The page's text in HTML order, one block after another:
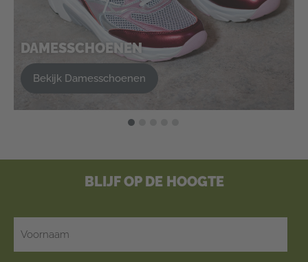
DAMESSCHOENEN
Bekijk Damesschoenen
BLIJF OP DE HOOGTE